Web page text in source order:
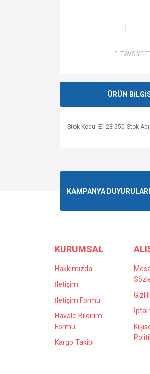
TAVSİYE
ÜRÜN
Stok Kodu: E123 550 Stok
Ürün resmi kalitesiz,
Bu ürüne benzer
KAMPANYA
KURUMSAL
Hakkımızda
İletişim
İletişim Formu
Havale Bildirim
Formu
Kargo Takibi
İptal